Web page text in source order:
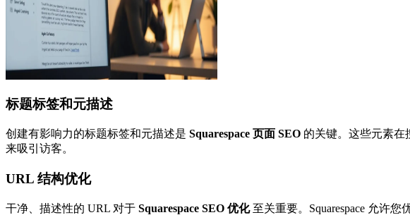
标题标签和元描述
创建有影响力的标题标签和元描述是 Squarespace 页面 SEO 的关键。这些元素在
来吸引访客。
URL 结构优化
干净、描述性的 URL 对于 Squarespace SEO 优化至关重要。Squarespace 允许